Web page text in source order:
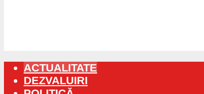
ACTUALITATE
DEZVALUIRI